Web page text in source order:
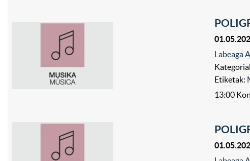
Labeaga
Etiketak:
13:00